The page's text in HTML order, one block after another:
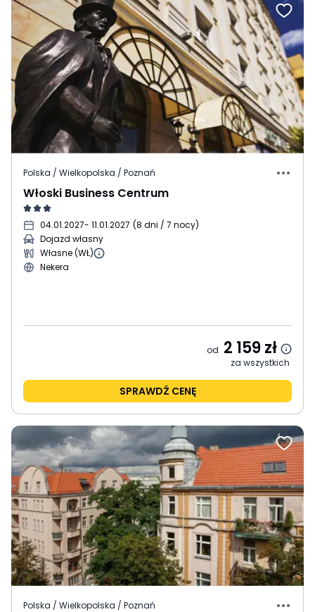
Polska / Wielkopolska / Poznań
Włoski Business Centrum
04.01.2027- 11.01.2027 (8 dni / 7 nocy)
Dojazd własny
Własne (WŁ)
Nekera
od 2 159zł
za wszystkich
SPRAWDŹ CENĘ
Polska / Wielkopolska / Poznań